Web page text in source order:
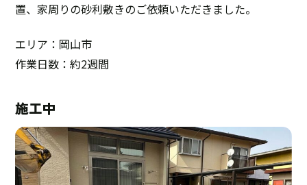
置、家周りの砂利敷きのご依頼いただきました。
エリア：岡山市
作業日数：約2週間
施工中